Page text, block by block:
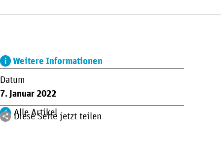
Weitere Informationen
Datum
7. Januar 2022
Alle Artikel
Diese Seite jetzt teilen